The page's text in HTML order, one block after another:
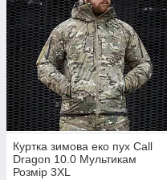
Куртка зимова еко пух Call
Dragon 10.0 Мультикам
Розмір 3XL